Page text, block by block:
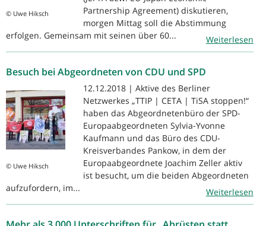
© Uwe Hiksch
Partnership Agreement) diskutieren,
morgen Mittag soll die Abstimmung
erfolgen. Gemeinsam mit seinen über 60...
Weiterlesen
Besuch bei Abgeordneten von CDU und SPD
© Uwe Hiksch
12.12.2018 | Aktive des Berliner
Netzwerkes „TTIP | CETA | TiSA stoppen!“
haben das Abgeordnetenbüro der SPD-
Europaabgeordneten Sylvia-Yvonne
Kaufmann und das Büro des CDU-
Kreisverbandes Pankow, in dem der
Europaabgeordnete Joachim Zeller aktiv
ist besucht, um die beiden Abgeordneten
aufzufordern, im...
Weiterlesen